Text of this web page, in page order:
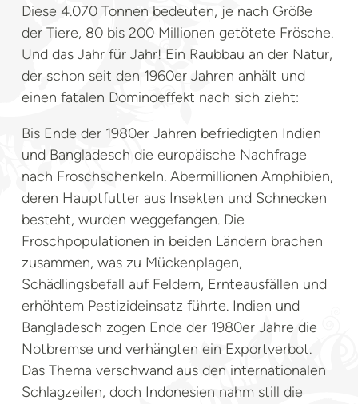
Diese 4.070 Tonnen bedeuten, je nach Größe
der Tiere, 80 bis 200 Millionen getötete Frösche.
Und das Jahr für Jahr! Ein Raubbau an der Natur,
der schon seit den 1960er Jahren anhält und
einen fatalen Dominoeffekt nach sich zieht:
Bis Ende der 1980er Jahren befriedigten Indien
und Bangladesch die europäische Nachfrage
nach Froschschenkeln. Abermillionen Amphibien,
deren Hauptfutter aus Insekten und Schnecken
besteht, wurden weggefangen. Die
Froschpopulationen in beiden Ländern brachen
zusammen, was zu Mückenplagen,
Schädlingsbefall auf Feldern, Ernteausfällen und
erhöhtem Pestizideinsatz führte. Indien und
Bangladesch zogen Ende der 1980er Jahre die
Notbremse und verhängten ein Exportverbot.
Das Thema verschwand aus den internationalen
Schlagzeilen, doch Indonesien nahm still die